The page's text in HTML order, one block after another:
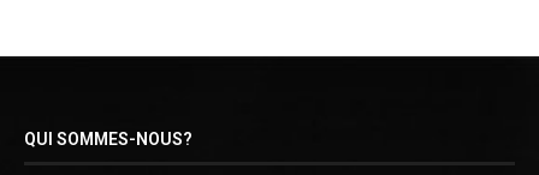
QUI SOMMES-NOUS?